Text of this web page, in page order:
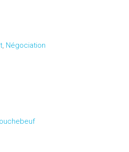
, Négociation